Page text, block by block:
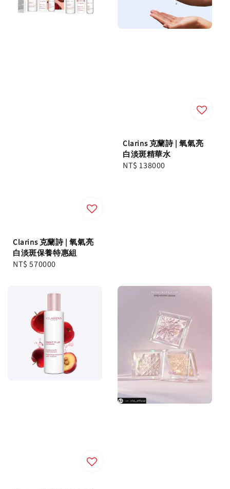
Clarins 克蘭詩 | 氧氣亮
白淡斑保養特惠組
Regular
NT$ 570000
Clarins 克蘭詩 | 氧氣亮
白淡斑精華水
Regular
NT$ 138000